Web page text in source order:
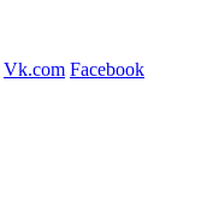
Vk.com Facebook